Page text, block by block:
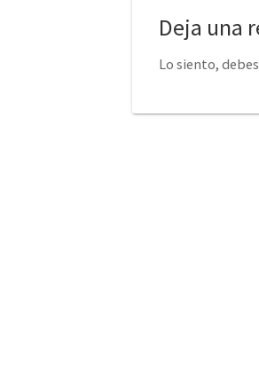
Deja una
Lo siento,